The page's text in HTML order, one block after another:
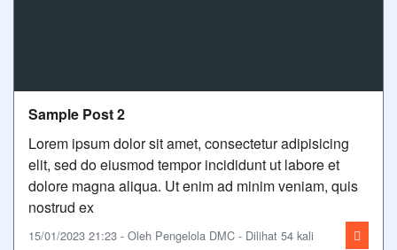
Sample Post 2
Lorem ipsum dolor sit amet, consectetur adipisicing
elit, sed do eiusmod tempor incididunt ut labore et
dolore magna aliqua. Ut enim ad minim veniam, quis
nostrud ex
15/01/2023 21:23 - Oleh Pengelola DMC - Dilihat 54 kali